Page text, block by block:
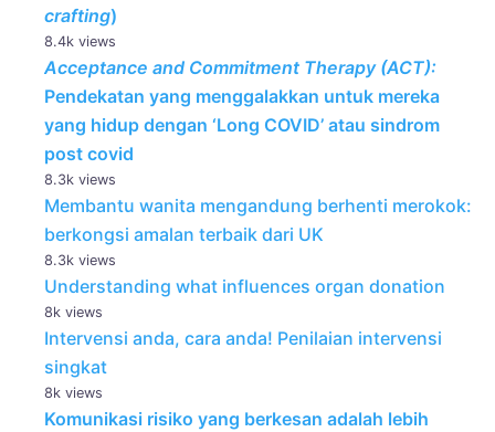
crafting)
8.4k views
Acceptance and Commitment Therapy (ACT):
Pendekatan yang menggalakkan untuk mereka
yang hidup dengan ‘Long COVID’ atau sindrom
post covid
8.3k views
Membantu wanita mengandung berhenti merokok:
berkongsi amalan terbaik dari UK
8.3k views
Understanding what influences organ donation
8k views
Intervensi anda, cara anda! Penilaian intervensi
singkat
8k views
Komunikasi risiko yang berkesan adalah lebih